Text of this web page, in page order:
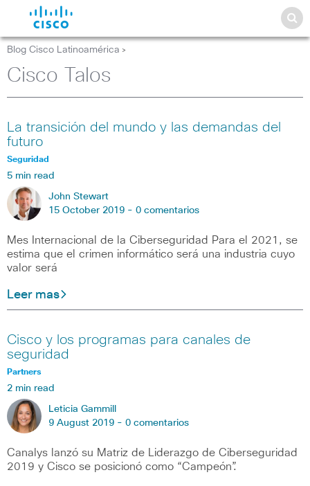
Blog Cisco Latinoamérica >
Cisco Talos
La transición del mundo y las demandas del
futuro
Seguridad
5 min read
John Stewart
15 October 2019 - 0 comentarios
Mes Internacional de la Ciberseguridad Para el 2021, se
estima que el crimen informático será una industria cuyo
valor será
Leer mas
Cisco y los programas para canales de
seguridad
Partners
2 min read
Leticia Gammill
9 August 2019 - 0 comentarios
Canalys lanzó su Matriz de Liderazgo de Ciberseguridad
2019 y Cisco se posicionó como “Campeón”.